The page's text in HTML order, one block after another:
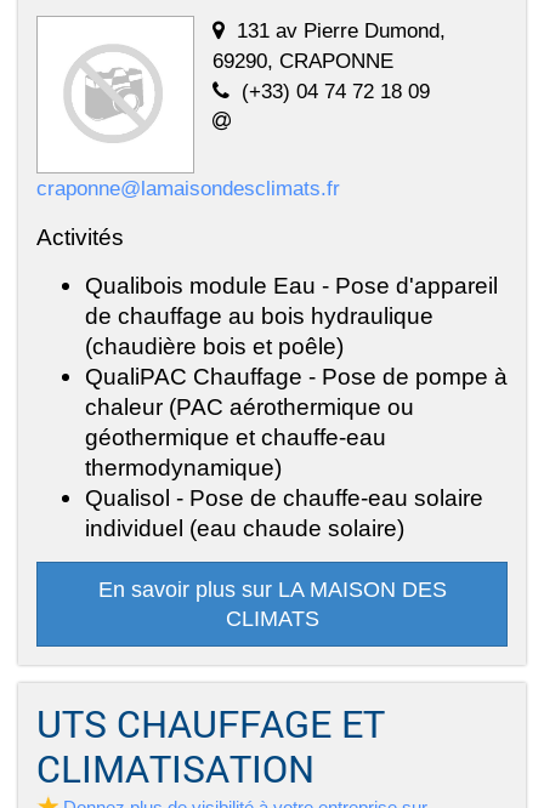
131 av Pierre Dumond,
69290, CRAPONNE
(+33) 04 74 72 18 09
craponne@lamaisondesclimats.fr
Activités
Qualibois module Eau - Pose d'appareil
de chauffage au bois hydraulique
(chaudière bois et poêle)
QualiPAC Chauffage - Pose de pompe à
chaleur (PAC aérothermique ou
géothermique et chauffe-eau
thermodynamique)
Qualisol - Pose de chauffe-eau solaire
individuel (eau chaude solaire)
En savoir plus sur LA MAISON DES
CLIMATS
UTS CHAUFFAGE ET
CLIMATISATION